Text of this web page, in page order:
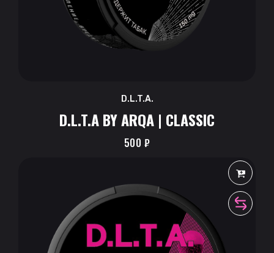
D.L.T.A.
D.L.T.A BY ARQA | CLASSIC
500 ₽